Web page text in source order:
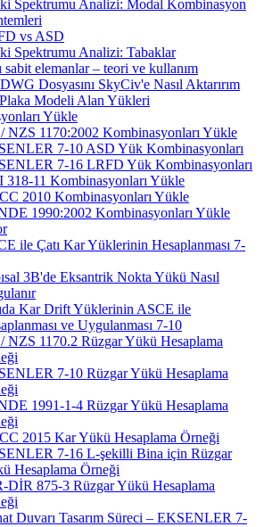
Spektrumu Analizi: Modal Kombinasyon
vs ASD
Spektrumu Analizi: Tabaklar
sabit elemanlar – teori ve kullanım
Dosyasını SkyCiv'e Nasıl Aktarırım
Modeli Alan Yükleri
Yükle
NZS 1170:2002 Kombinasyonları Yükle
7-10 ASD Yük Kombinasyonları
7-16 LRFD Yük Kombinasyonları
318-11 Kombinasyonları Yükle
2010 Kombinasyonları Yükle
1990:2002 Kombinasyonları Yükle
ile Çatı Kar Yüklerinin Hesaplanması 7-
3B'de Eksantrik Nokta Yükü Nasıl
Kar Drift Yüklerinin ASCE ile
ve Uygulanması 7-10
NZS 1170.2 Rüzgar Yükü Hesaplama
7-10 Rüzgar Yükü Hesaplama
1991-1-4 Rüzgar Yükü Hesaplama
2015 Kar Yükü Hesaplama Örneği
7-16 L-şekilli Bina için Rüzgar
Hesaplama Örneği
DİR 875-3 Rüzgar Yükü Hesaplama
Duvarı Tasarım Süreci – EKSENLER 7-